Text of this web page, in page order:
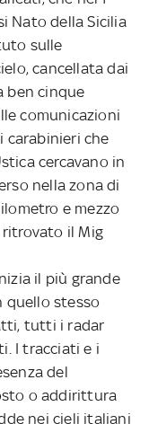
Nato della Sicilia
sulle
cancellata dai
ben cinque
comunicazioni
carabinieri che
cercavano in
nella zona di
e mezzo
ritrovato il Mig
il più grande
quello stesso
tutti i radar
I tracciati e i
del
o addirittura
nei cieli italiani